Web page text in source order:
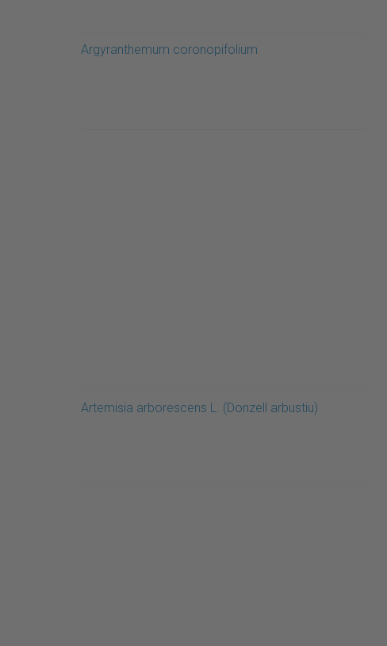
Argyranthemum coronopifolium
Artemisia arborescens L. (Donzell arbustiu)